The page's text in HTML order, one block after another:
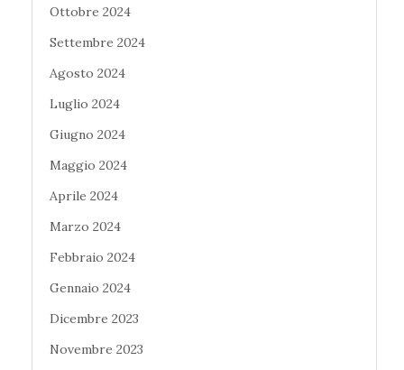
Ottobre 2024
Settembre 2024
Agosto 2024
Luglio 2024
Giugno 2024
Maggio 2024
Aprile 2024
Marzo 2024
Febbraio 2024
Gennaio 2024
Dicembre 2023
Novembre 2023